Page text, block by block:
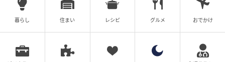
暮らし 住まい レシピ グルメ おでかけ